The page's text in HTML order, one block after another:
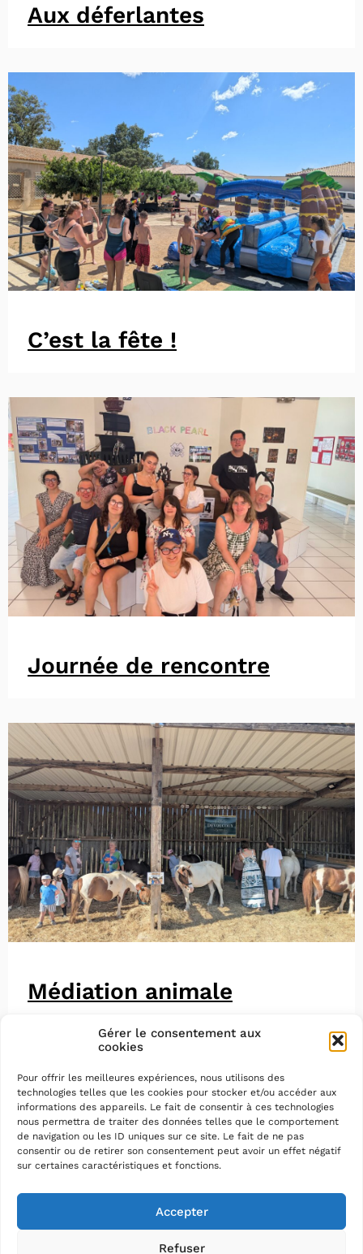
Gérer le consentement aux
cookies
Pour offrir les meilleures expériences, nous utilisons des
technologies telles que les cookies pour stocker et/ou accéder aux
informations des appareils. Le fait de consentir à ces technologies
nous permettra de traiter des données telles que le comportement
de navigation ou les ID uniques sur ce site. Le fait de ne pas
consentir ou de retirer son consentement peut avoir un effet négatif
sur certaines caractéristiques et fonctions.
Accepter
Refuser
Aux déferlantes
C’est la fête !
Journée de rencontre
Médiation animale